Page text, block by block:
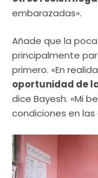
embarazadas».
Añade que la
principalmente
primero. «En
oportunidad de
dice Bayesh. «Mi
condiciones en las